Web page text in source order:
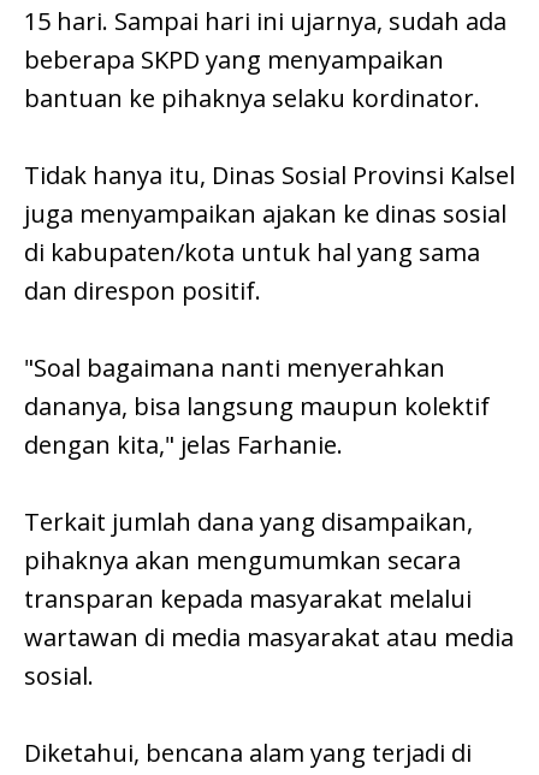
15 hari. Sampai hari ini ujarnya, sudah ada
beberapa SKPD yang menyampaikan
bantuan ke pihaknya selaku kordinator.
Tidak hanya itu, Dinas Sosial Provinsi Kalsel
juga menyampaikan ajakan ke dinas sosial
di kabupaten/kota untuk hal yang sama
dan direspon positif.
"Soal bagaimana nanti menyerahkan
dananya, bisa langsung maupun kolektif
dengan kita," jelas Farhanie.
Terkait jumlah dana yang disampaikan,
pihaknya akan mengumumkan secara
transparan kepada masyarakat melalui
wartawan di media masyarakat atau media
sosial.
Diketahui, bencana alam yang terjadi di